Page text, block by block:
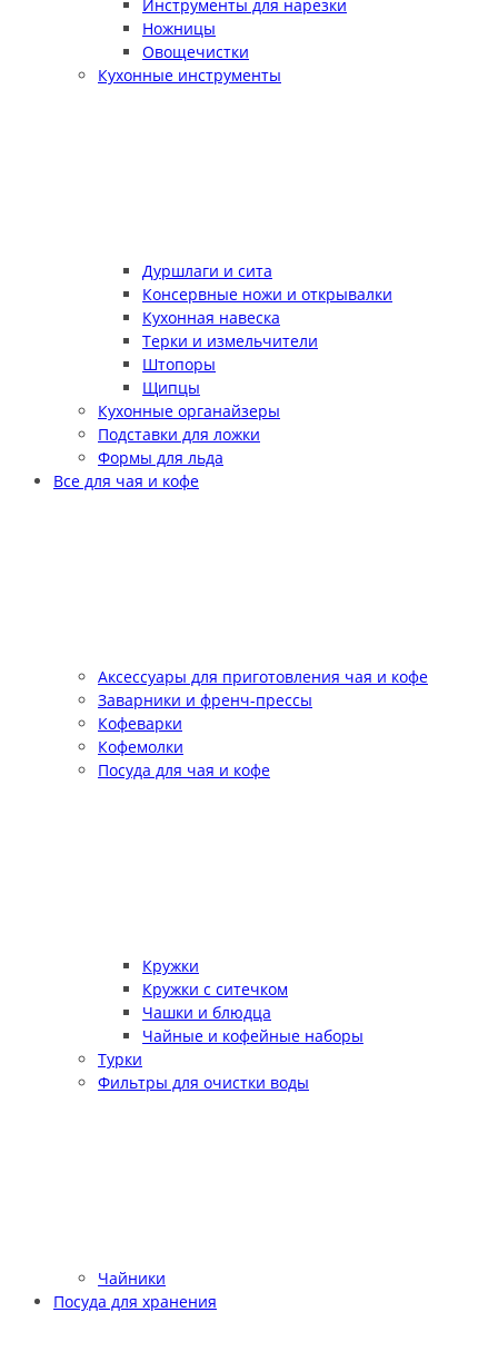
Инструменты для нарезки
Ножницы
Овощечистки
Кухонные инструменты
Дуршлаги и сита
Консервные ножи и открывалки
Кухонная навеска
Терки и измельчители
Штопоры
Щипцы
Кухонные органайзеры
Подставки для ложки
Формы для льда
Все для чая и кофе
Аксессуары для приготовления чая и кофе
Заварники и френч-прессы
Кофеварки
Кофемолки
Посуда для чая и кофе
Кружки
Кружки с ситечком
Чашки и блюдца
Чайные и кофейные наборы
Турки
Фильтры для очистки воды
Чайники
Посуда для хранения